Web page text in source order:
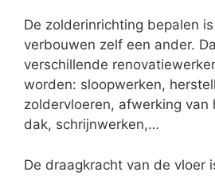
De zolderinrichting bepalen
verbouwen zelf een ander.
verschillende
worden: sloopwerken,
zoldervloeren, afwerking van
dak, schrijnwerken,…
De draagkracht van de vloer